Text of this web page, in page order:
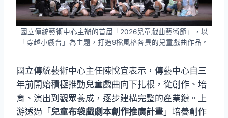
國立傳統藝術中心主辦的首屆「2026兒童戲曲藝術節」，以
「穿越小戲台」為主題，打造9檔風格各異的兒童戲曲作品。
國立傳統藝術中心主任陳悅宜表示，傳藝中心自三
年前開始積極推動兒童戲曲向下扎根，從創作、培
育、演出到觀眾養成，逐步建構完整的產業鏈。上
游透過「 兒童布袋戲劇本創作推廣計畫 」培養創作